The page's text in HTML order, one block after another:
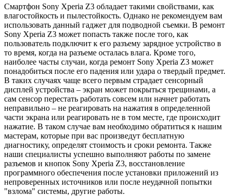
Смартфон Sony Xperia Z3 обладает такими свойствами, как
влагостойкость и пылестойкость. Однако не рекомендуем вам
использовать данный гаджет для подводной съемки. В ремонт
Sony Xperia Z3 может попасть также после того, как
пользователь подключит к его разъему зарядное устройство в
то время, когда на разъеме осталась влага. Кроме того,
наиболее часты случаи, когда ремонт Sony Xperia Z3 может
понадобиться после его падения или удара о твердый предмет.
В таких случаях чаще всего первым страдает сенсорный
дисплей устройства – экран может покрыться трещинами, а
сам сенсор перестать работать совсем или начнет работать
неправильно – не реагировать на нажатия в определенной
части экрана или реагировать не в том месте, где происходит
нажатие. В таком случае вам необходимо обратиться к нашим
мастерам, которые при вас произведут бесплатную
диагностику, определят стоимость и сроки ремонта. Также
наши специалисты успешно выполняют работы по замене
разъемов и кнопок Sony Xperia Z3, восстановление
программного обеспечения после установки приложений из
непроверенных источников или после неудачной попытки
"взлома" системы, другие работы.